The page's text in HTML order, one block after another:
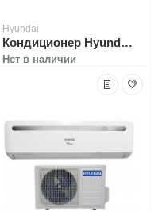
Hyundai
Кондиционер Hyundai H-AR2-24H-UI020
Нет в наличии